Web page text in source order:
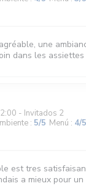
une
dans les assiettes
- Invitados 2
: 5/5 Menú : 4/5
est tres
a mieux pour